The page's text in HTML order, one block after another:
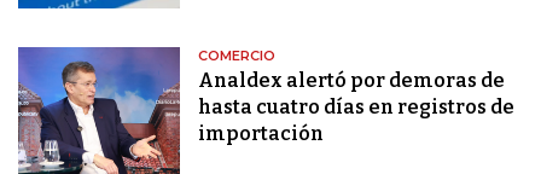
COMERCIO
Analdex alertó por demoras de
hasta cuatro días en registros de
importación